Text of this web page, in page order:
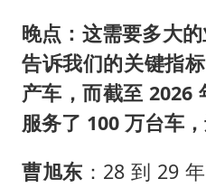
晚点：这需要多大
告诉我们的关键指
产车，而截至 2026
服务了 100 万台车，
曹旭东 ：28 到 29